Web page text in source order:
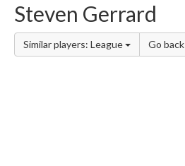
Steven Gerrard
Similar players: League Go back